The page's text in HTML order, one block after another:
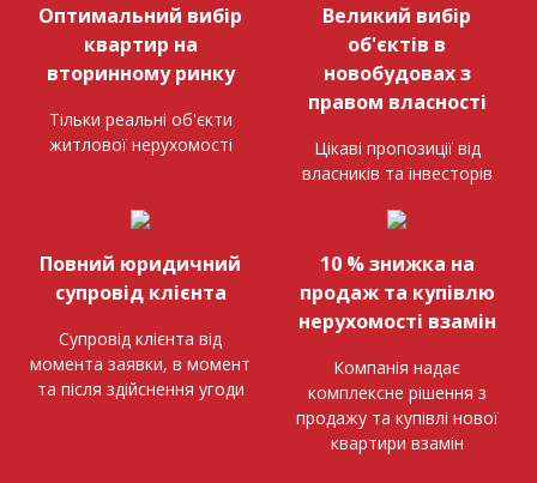
Оптимальний вибір
квартир на
вторинному ринку
Тільки реальні об'єкти
житлової нерухомості
Великий вибір
об'єктів в
новобудовах з
правом власності
Цікаві пропозиції від
власників та інвесторів
Повний юридичний
супровід клієнта
Супровід клієнта від
момента заявки, в момент
та після здійснення угоди
10 % знижка на
продаж та купівлю
нерухомості взамін
Компанія надає
комплексне рішення з
продажу та купівлі нової
квартири взамін